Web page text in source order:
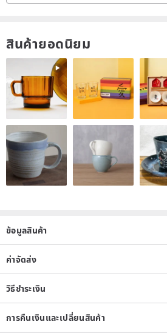
Marking: brand imprint
Spot in Taiwan, domestic shipping post
store to store +60 yuan
🌟Free shipping over three thousand 🌟
・
・
Old pieces of jewelry are no longer
only decrease day by day, making it
Also because they are becoming rarer,
more connotation and rarity. Please do
standards of brand-new products. I
unparalleled elegance and brilliance in
สินค้ายอดนิยม
ข้อมูลสินค้า
ค่าจัดส่ง
วิธีชำระเงิน
การคืนเงินและเปลี่ยนสินค้า